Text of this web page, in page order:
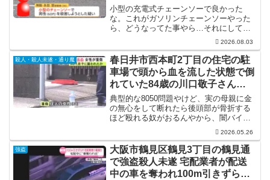
をチェーンソーで刺す
小型の充電式チェーンソーで良かった
な。これがガソリンチェーンソーやった
ら、どうなってた事やら…それにして
も、自宅からわざわざチェーンソーを持
恨みがあるねんって話ですな。
2026.08.03
殺人・殺人未遂・通り魔
春日井市西本町2丁目の住宅の駐
車場で頭から血を流した状態で倒
れていた84歳の川口敬子さん
「息子に殴られた」
典型的な8050問題やけど、実の母親に金
の無心をして断れたら後頭部が骨折する
ほど殴れる奴がおるんやから、闇バイト
が強盗先で人を殺しても何とも思わんの
も当然か。それにしても、母親にこれだ
けの暴行を加える体力があるのに何で働
かんのかね。
2026.05.26
強盗
大阪市鶴見区鶴見3丁目の鶴見通
で強盗殺人未遂 宅配業者が配送
中の車を奪われ100m引きずられ